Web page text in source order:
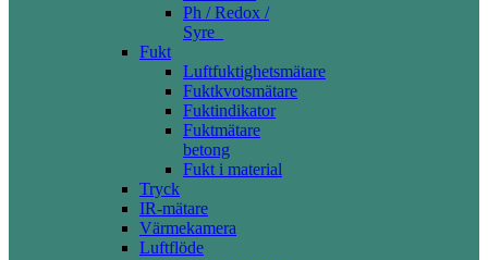
Ph / Redox /
Syre_
Fukt
Luftfuktighetsmätare
Fuktkvotsmätare
Fuktindikator
Fuktmätare
betong
Fukt i material
Tryck
IR-mätare
Värmekamera
Luftflöde